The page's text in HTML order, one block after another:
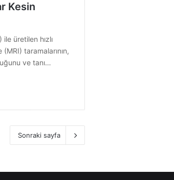
Kesin
üretilen hızlı
taramalarının,
ve tanı…
Sonraki sayfa